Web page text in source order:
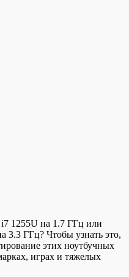
1255U на 1.7 ГГц или
3.3 ГГц? Чтобы узнать это,
этих ноутбучных
играх и тяжелых